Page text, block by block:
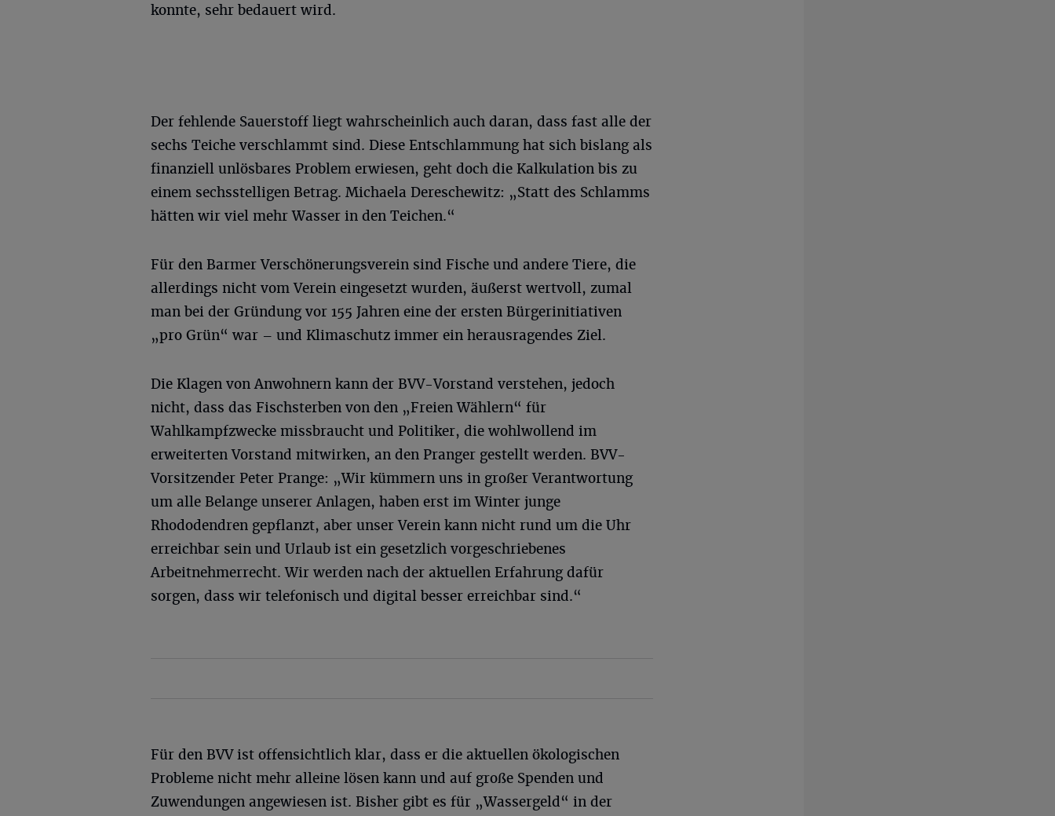
konnte, sehr bedauert wird.
Der fehlende Sauerstoff liegt wahrscheinlich auch daran, dass fast alle der
sechs Teiche verschlammt sind. Diese Entschlammung hat sich bislang als
finanziell unlösbares Problem erwiesen, geht doch die Kalkulation bis zu
einem sechsstelligen Betrag. Michaela Dereschewitz: „Statt des Schlamms
hätten wir viel mehr Wasser in den Teichen.“
Für den Barmer Verschönerungsverein sind Fische und andere Tiere, die
allerdings nicht vom Verein eingesetzt wurden, äußerst wertvoll, zumal
man bei der Gründung vor 155 Jahren eine der ersten Bürgerinitiativen
„pro Grün“ war – und Klimaschutz immer ein herausragendes Ziel.
Die Klagen von Anwohnern kann der BVV-Vorstand verstehen, jedoch
nicht, dass das Fischsterben von den „Freien Wählern“ für
Wahlkampfzwecke missbraucht und Politiker, die wohlwollend im
erweiterten Vorstand mitwirken, an den Pranger gestellt werden. BVV-
Vorsitzender Peter Prange: „Wir kümmern uns in großer Verantwortung
um alle Belange unserer Anlagen, haben erst im Winter junge
Rhododendren gepflanzt, aber unser Verein kann nicht rund um die Uhr
erreichbar sein und Urlaub ist ein gesetzlich vorgeschriebenes
Arbeitnehmerrecht. Wir werden nach der aktuellen Erfahrung dafür
sorgen, dass wir telefonisch und digital besser erreichbar sind.“
Für den BVV ist offensichtlich klar, dass er die aktuellen ökologischen
Probleme nicht mehr alleine lösen kann und auf große Spenden und
Zuwendungen angewiesen ist. Bisher gibt es für „Wassergeld“ in der